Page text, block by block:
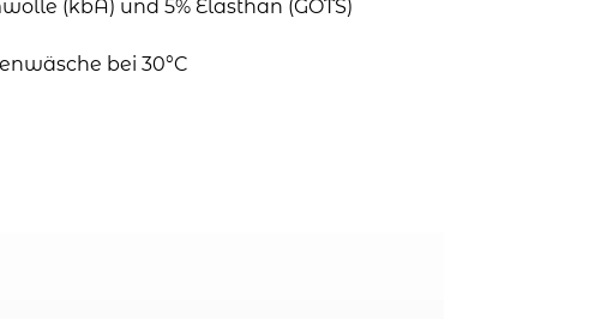
(kbA) und 5% Elasthan (GOTS)
bei 30°C